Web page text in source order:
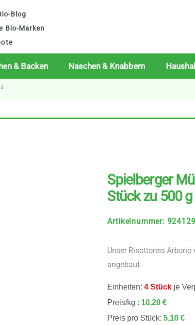
Blog
Bio-Marken
& Backen Naschen & Knabbern
Spielberger
Stück zu 500 g
Artikelnummer:
Unser Risottoreis
angebaut.
Einheiten:4 Stück je
Preis/kg : 10,20 €
Preis pro Stück:5,10 €